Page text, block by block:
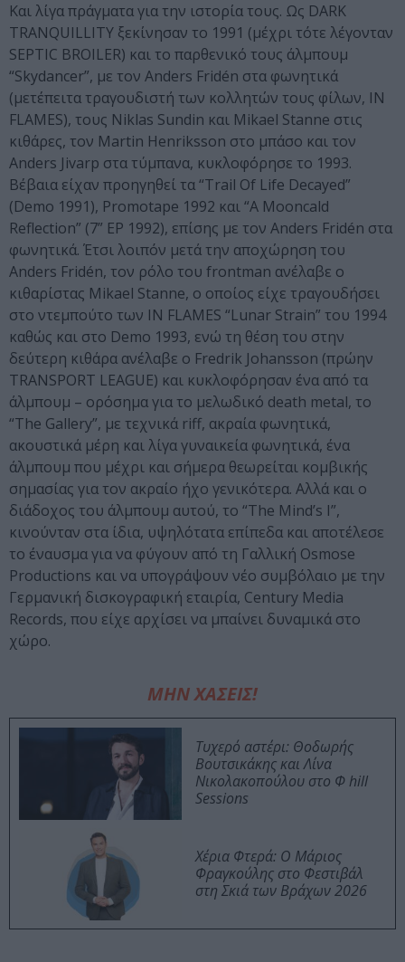
Και λίγα πράγματα για την ιστορία τους. Ως DARK
TRANQUILLITY ξεκίνησαν το 1991 (μέχρι τότε λέγονταν
SEPTIC BROILER) και το παρθενικό τους άλμπουμ
“Skydancer”, με τον Anders Fridén στα φωνητικά
(μετέπειτα τραγουδιστή των κολλητών τους φίλων, IN
FLAMES), τους Niklas Sundin και Mikael Stanne στις
κιθάρες, τον Martin Henriksson στο μπάσο και τον
Anders Jivarp στα τύμπανα, κυκλοφόρησε το 1993.
Βέβαια είχαν προηγηθεί τα “Trail Of Life Decayed”
(Demo 1991), Promotape 1992 και “A Mooncald
Reflection” (7” EP 1992), επίσης με τον Anders Fridén στα
φωνητικά. Έτσι λοιπόν μετά την αποχώρηση του
Anders Fridén, τον ρόλο του frontman ανέλαβε ο
κιθαρίστας Mikael Stanne, ο οποίος είχε τραγουδήσει
στο ντεμπούτο των IN FLAMES “Lunar Strain” του 1994
καθώς και στο Demo 1993, ενώ τη θέση του στην
δεύτερη κιθάρα ανέλαβε ο Fredrik Johansson (πρώην
TRANSPORT LEAGUE) και κυκλοφόρησαν ένα από τα
άλμπουμ – ορόσημα για το μελωδικό death metal, το
“The Gallery”, με τεχνικά riff, ακραία φωνητικά,
ακουστικά μέρη και λίγα γυναικεία φωνητικά, ένα
άλμπουμ που μέχρι και σήμερα θεωρείται κομβικής
σημασίας για τον ακραίο ήχο γενικότερα. Αλλά και ο
διάδοχος του άλμπουμ αυτού, το “The Mind’s I”,
κινούνταν στα ίδια, υψηλότατα επίπεδα και αποτέλεσε
το έναυσμα για να φύγουν από τη Γαλλική Osmose
Productions και να υπογράψουν νέο συμβόλαιο με την
Γερμανική δισκογραφική εταιρία, Century Media
Records, που είχε αρχίσει να μπαίνει δυναμικά στο
χώρο.
ΜΗΝ ΧΑΣΕΙΣ!
Τυχερό αστέρι: Θοδωρής
Βουτσικάκης και Λίνα
Νικολακοπούλου στο Φ hill
Sessions
Χέρια Φτερά: Ο Μάριος
Φραγκούλης στο Φεστιβάλ
στη Σκιά των Βράχων 2026